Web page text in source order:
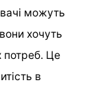
можуть
хочуть
потреб. Це
в